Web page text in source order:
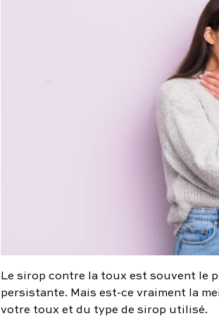
Le sirop contre la toux est souvent le
persistante. Mais est-ce vraiment la
votre toux et du type de sirop utilisé.